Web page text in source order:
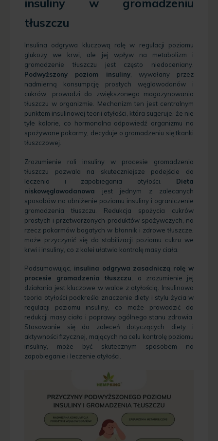
insuliny w gromadzeniu
tłuszczu
Insulina odgrywa kluczową rolę w regulacji poziomu
glukozy we krwi, ale jej wpływ na metabolizm i
gromadzenie tłuszczu jest często niedoceniany.
Podwyższony poziom insuliny, wywołany przez
nadmierną konsumpcję prostych węglowodanów i
cukrów, prowadzi do zwiększonego magazynowania
tłuszczu w organizmie. Mechanizm ten jest centralnym
punktem insulinowej teorii otyłości, która sugeruje, że nie
tyle kalorie, co hormonalna odpowiedź organizmu na
spożywane pokarmy, decyduje o gromadzeniu się tkanki
tłuszczowej.
Zrozumienie roli insuliny w procesie gromadzenia
tłuszczu pozwala na skuteczniejsze podejście do
leczenia i zapobiegania otyłości. Dieta
niskowęglowodanowa jest jednym z zalecanych
sposobów na obniżenie poziomu insuliny i ograniczenie
gromadzenia tłuszczu. Redukcja spożycia cukrów
prostych i przetworzonych produktów spożywczych, na
rzecz pokarmów bogatych w błonnik i zdrowe tłuszcze,
może przyczynić się do stabilizacji poziomu cukru we
krwi i insuliny, co z kolei ułatwia kontrolę masy ciała.
Podsumowując, insulina odgrywa zasadniczą rolę w
procesie gromadzenia tłuszczu , a zrozumienie jej
działania jest kluczowe w walce z otyłością. Insulinowa
teoria otyłości podkreśla znaczenie diety i stylu życia w
regulacji poziomu insuliny, co może prowadzić do
redukcji masy ciała i poprawy ogólnego stanu zdrowia.
Stosowanie się do zaleceń dotyczących diety i
aktywności fizycznej, mających na celu kontrolę poziomu
insuliny, może być skutecznym sposobem na
zapobieganie i leczenie otyłości.